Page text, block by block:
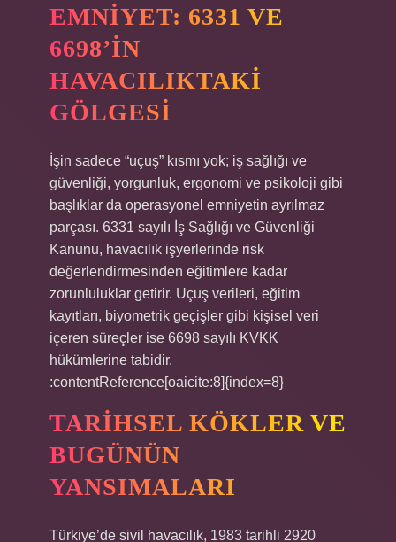
EMNIYET: 6331 VE
6698’IN
HAVACILIKTAKI
GÖLGESI
İşin sadece “uçuş” kısmı yok; iş sağlığı ve
güvenliği, yorgunluk, ergonomi ve psikoloji gibi
başlıklar da operasyonel emniyetin ayrılmaz
parçası. 6331 sayılı İş Sağlığı ve Güvenliği
Kanunu, havacılık işyerlerinde risk
değerlendirmesinden eğitimlere kadar
zorunluluklar getirir. Uçuş verileri, eğitim
kayıtları, biyometrik geçişler gibi kişisel veri
içeren süreçler ise 6698 sayılı KVKK
hükümlerine tabidir.
:contentReference[oaicite:8]{index=8}
TARIHSEL KÖKLER VE
BUGÜNÜN
YANSIMALARI
Türkiye’de sivil havacılık, 1983 tarihli 2920